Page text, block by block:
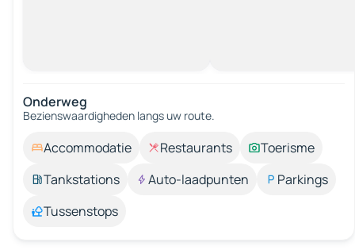
Onderweg
Bezienswaardigheden langs uw route.
Accommodatie Restaurants
Toerisme
Tankstations
Auto-laadpunten
Parkings
Tussenstops